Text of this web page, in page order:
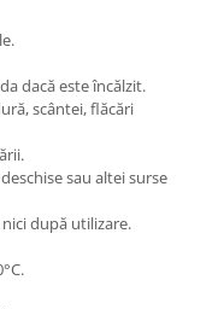
dacă este încălzit.
scântei, flăcări
sau altei surse
după utilizare.